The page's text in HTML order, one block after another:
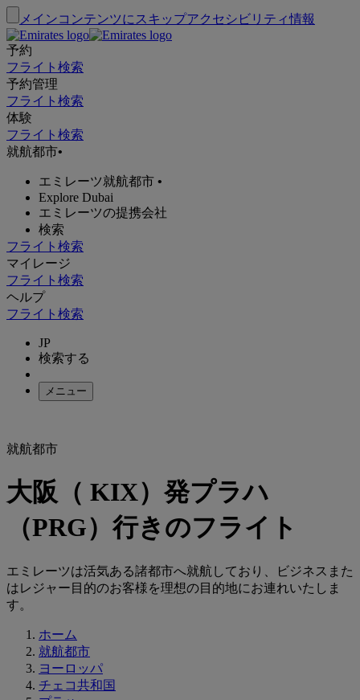
メインコンテンツにスキップアクセシビリティ情報
予約
フライト検索
予約管理
フライト検索
体験
フライト検索
就航都市•
エミレーツ就航都市 •
Explore Dubai
エミレーツの提携会社
検索
フライト検索
マイレージ
フライト検索
ヘルプ
フライト検索
JP
検索する
メニュー
就航都市
大阪（ KIX）発プラハ
（PRG）行きのフライト
エミレーツは活気ある諸都市へ就航しており、ビジネスまた
はレジャー目的のお客様を理想の目的地にお連れいたしま
す。
ホーム
就航都市
ヨーロッパ
チェコ共和国